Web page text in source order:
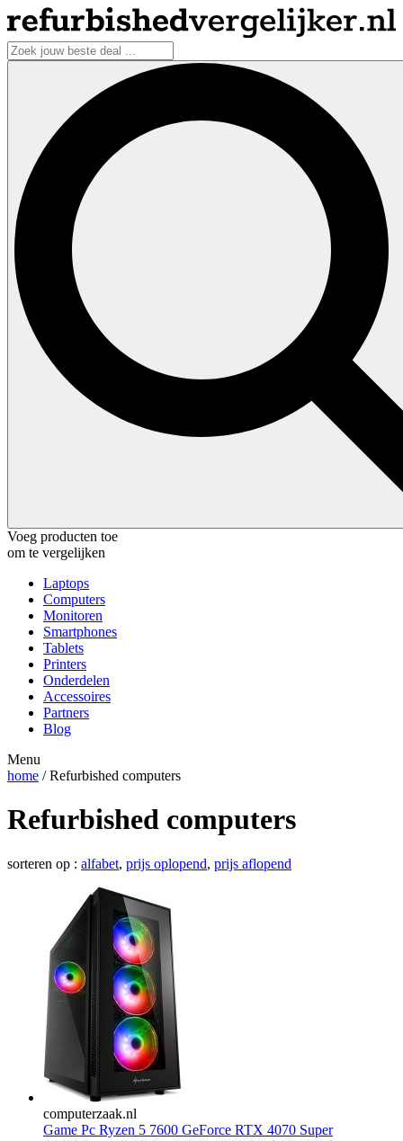
Voeg producten toe
om te vergelijken
Laptops
Computers
Monitoren
Smartphones
Tablets
Printers
Onderdelen
Accessoires
Partners
Blog
Menu
home / Refurbished computers
Refurbished computers
sorteren op : alfabet, prijs oplopend, prijs aflopend
computerzaak.nl
Game Pc Ryzen 5 7600 GeForce RTX 4070 Super